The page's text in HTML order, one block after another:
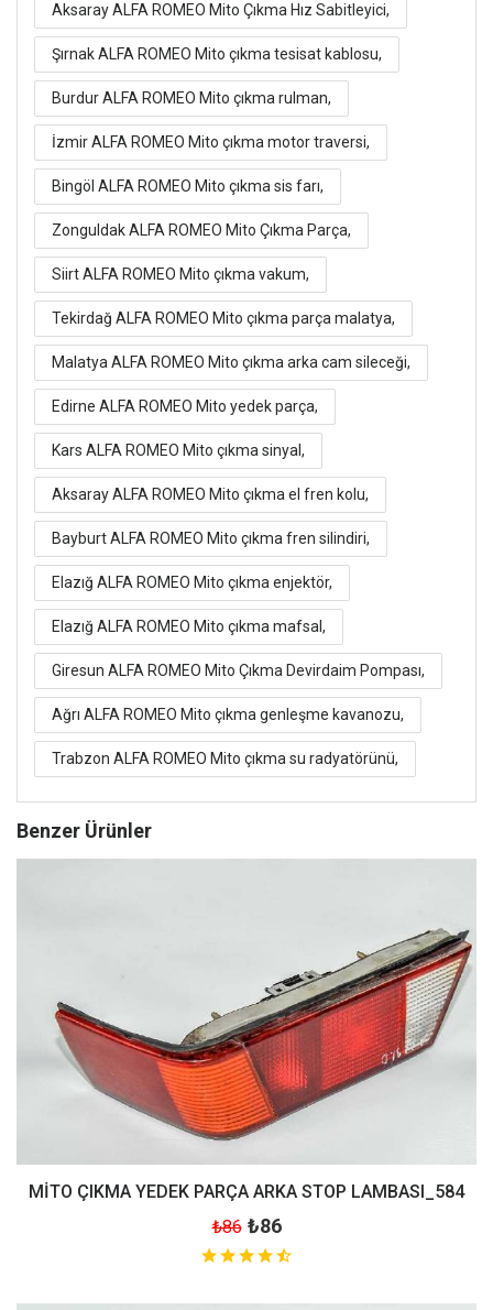
Aksaray ALFA ROMEO Mito Çıkma Hız Sabitleyici,
Şırnak ALFA ROMEO Mito çıkma tesisat kablosu,
Burdur ALFA ROMEO Mito çıkma rulman,
İzmir ALFA ROMEO Mito çıkma motor traversi,
Bingöl ALFA ROMEO Mito çıkma sis farı,
Zonguldak ALFA ROMEO Mito Çıkma Parça,
Siirt ALFA ROMEO Mito çıkma vakum,
Tekirdağ ALFA ROMEO Mito çıkma parça malatya,
Malatya ALFA ROMEO Mito çıkma arka cam sileceği,
Edirne ALFA ROMEO Mito yedek parça,
Kars ALFA ROMEO Mito çıkma sinyal,
Aksaray ALFA ROMEO Mito çıkma el fren kolu,
Bayburt ALFA ROMEO Mito çıkma fren silindiri,
Elazığ ALFA ROMEO Mito çıkma enjektör,
Elazığ ALFA ROMEO Mito çıkma mafsal,
Giresun ALFA ROMEO Mito Çıkma Devirdaim Pompası,
Ağrı ALFA ROMEO Mito çıkma genleşme kavanozu,
Trabzon ALFA ROMEO Mito çıkma su radyatörünü,
Benzer Ürünler
MİTO ÇIKMA YEDEK PARÇA ARKA STOP LAMBASI_584
₺86 ₺86